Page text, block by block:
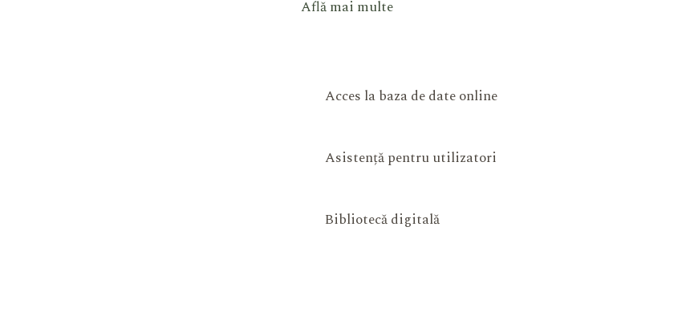
Află mai multe
Acces la baza de date online
Asistență pentru utilizatori
Bibliotecă digitală